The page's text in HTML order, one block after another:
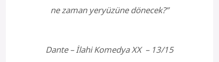
ne zaman yeryüzüne dönecek?”
Dante – İlahi Komedya XX – 13/15